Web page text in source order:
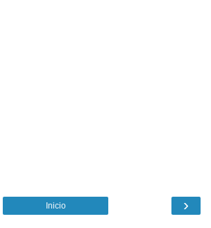
›
Inicio